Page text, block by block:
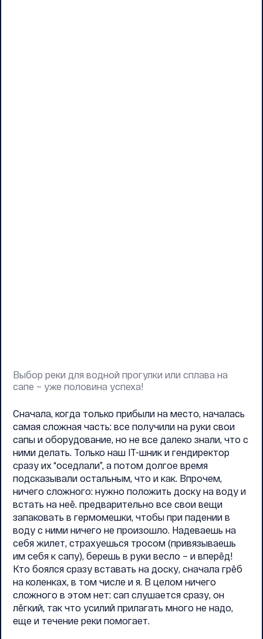
Выбор реки для водной прогулки или сплава на
сапе – уже половина успеха!
Сначала, когда только прибыли на место, началась
самая сложная часть: все получили на руки свои
сапы и оборудование, но не все далеко знали, что с
ними делать. Только наш IT-шник и гендиректор
сразу их “оседлали”, а потом долгое время
подсказывали остальным, что и как. Впрочем,
ничего сложного: нужно положить доску на воду и
встать на неё. предварительно все свои вещи
запаковать в гермомешки, чтобы при падении в
воду с ними ничего не произошло. Надеваешь на
себя жилет, страхуешься тросом (привязываешь
им себя к сапу), берешь в руки весло – и вперёд!
Кто боялся сразу вставать на доску, сначала грёб
на коленках, в том числе и я. В целом ничего
сложного в этом нет: сап слушается сразу, он
лёгкий, так что усилий прилагать много не надо,
еще и течение реки помогает.